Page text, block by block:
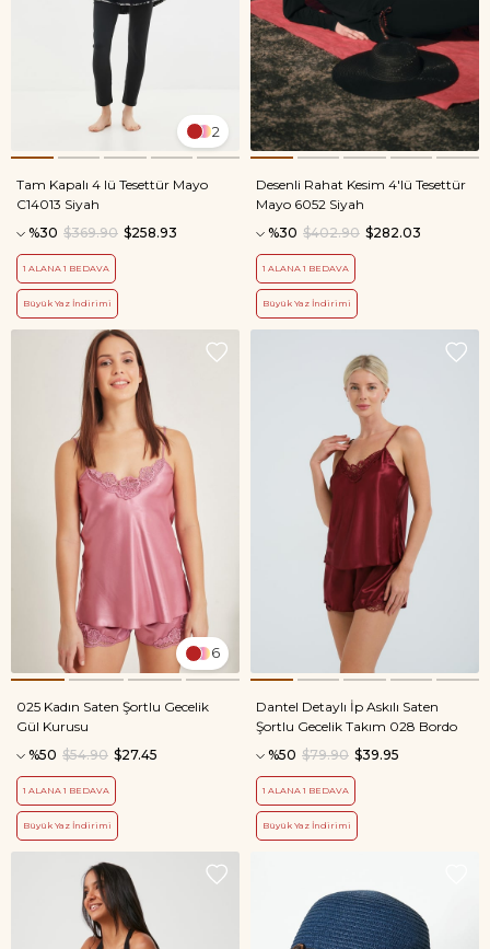
2
Tam Kapalı 4 lü Tesettür Mayo
C14013 Siyah
%30
$258.93
$369.90
1 ALANA 1 BEDAVA
Büyük Yaz İndirimi
Desenli Rahat Kesim 4'lü Tesettür
Mayo 6052 Siyah
%30
$282.03
$402.90
1 ALANA 1 BEDAVA
Büyük Yaz İndirimi
6
025 Kadın Saten Şortlu Gecelik
Gül Kurusu
%50
$27.45
$54.90
1 ALANA 1 BEDAVA
Büyük Yaz İndirimi
Dantel Detaylı İp Askılı Saten
Şortlu Gecelik Takım 028 Bordo
%50
$39.95
$79.90
1 ALANA 1 BEDAVA
Büyük Yaz İndirimi